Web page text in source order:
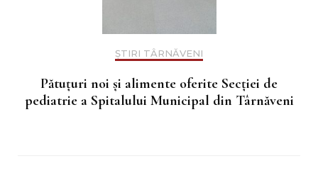
ȘTIRI TÂRNĂVENI
Pătuțuri noi și alimente oferite Secției de
pediatrie a Spitalului Municipal din Târnăveni